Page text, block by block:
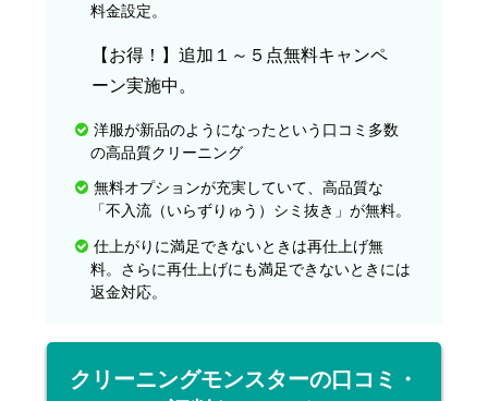
料金設定。
【お得！】追加１～５点無料キャンペ
ーン実施中。
洋服が新品のようになったという口コミ多数
の高品質クリーニング
無料オプションが充実していて、高品質な
「不入流（いらずりゅう）シミ抜き」が無料。
仕上がりに満足できないときは再仕上げ無
料。さらに再仕上げにも満足できないときには
返金対応。
クリーニングモンスターの口コミ・